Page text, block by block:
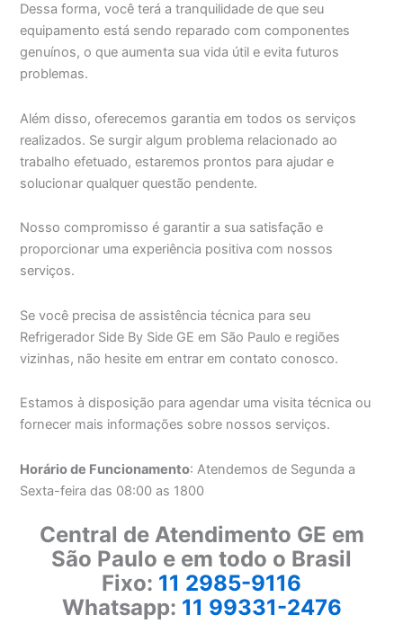
Dessa forma, você terá a tranquilidade de que seu
equipamento está sendo reparado com componentes
genuínos, o que aumenta sua vida útil e evita futuros
problemas.
Além disso, oferecemos garantia em todos os serviços
realizados. Se surgir algum problema relacionado ao
trabalho efetuado, estaremos prontos para ajudar e
solucionar qualquer questão pendente.
Nosso compromisso é garantir a sua satisfação e
proporcionar uma experiência positiva com nossos
serviços.
Se você precisa de assistência técnica para seu
Refrigerador Side By Side GE em São Paulo e regiões
vizinhas, não hesite em entrar em contato conosco.
Estamos à disposição para agendar uma visita técnica ou
fornecer mais informações sobre nossos serviços.
Horário de Funcionamento: Atendemos de Segunda a
Sexta-feira das 08:00 as 1800
Central de Atendimento GE em
São Paulo e em todo o Brasil
Fixo: 11 2985-9116
Whatsapp: 11 99331-2476